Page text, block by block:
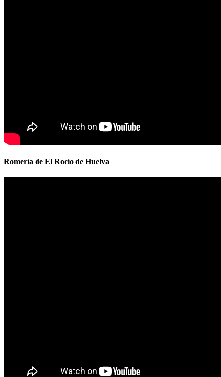
Romería de El Rocío de Huelva